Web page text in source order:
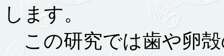
します。
この研究では歯や卵殻